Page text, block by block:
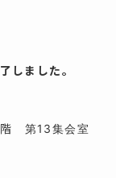
しました。
階 第13集会室